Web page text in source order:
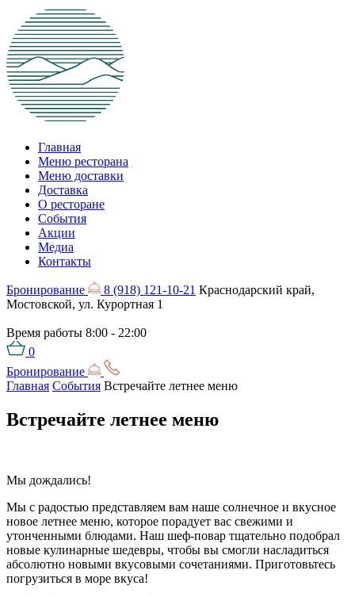
Главная
Меню ресторана
Меню доставки
Доставка
О ресторане
События
Акции
Медиа
Контакты
Бронирование 8 (918) 121-10-21 Краснодарский край,
Мостовской, ул. Курортная 1
Время работы 8:00 - 22:00
0
Бронирование
Главная События Встречайте летнее меню
Встречайте летнее меню
Мы дождались!
Мы с радостью представляем вам наше солнечное и вкусное
новое летнее меню, которое порадует вас свежими и
утонченными блюдами. Наш шеф-повар тщательно подобрал
новые кулинарные шедевры, чтобы вы смогли насладиться
абсолютно новыми вкусовыми сочетаниями. Приготовьтесь
погрузиться в море вкуса!